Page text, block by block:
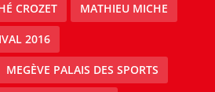
CROZET MATHIEU MICHE
2016
MEGÈVE PALAIS DES SPORTS